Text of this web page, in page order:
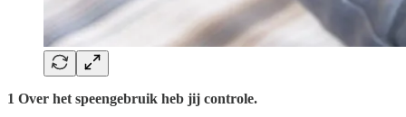
1 Over het speengebruik heb jij controle.